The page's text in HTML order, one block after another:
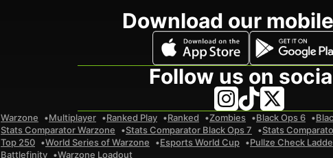
Download our
Follow us on
Warzone Multiplayer Ranked Play Ranked Zombies Black Ops 6
Stats Comparator Warzone Stats Comparator Black Ops 7 Stats
Top 250 World Series of Warzone Esports World Cup Pullze Check
Battlefinity Warzone Loadout